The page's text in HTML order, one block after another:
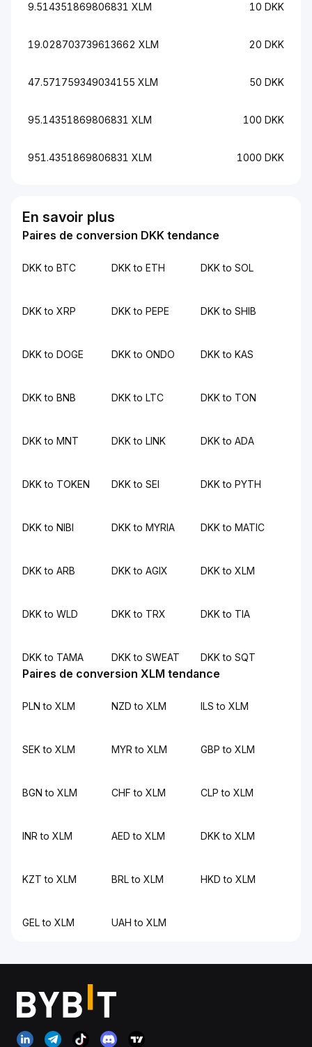
9.514351869806831 XLM 10 DKK
19.028703739613662 XLM 20 DKK
47.571759349034155 XLM 50 DKK
95.14351869806831 XLM 100 DKK
951.4351869806831 XLM 1000 DKK
En savoir plus
Paires de conversion DKK tendance
DKK to BTC DKK to ETH DKK to SOL
DKK to XRP DKK to PEPE DKK to SHIB
DKK to DOGE DKK to ONDO DKK to KAS
DKK to BNB DKK to LTC DKK to TON
DKK to MNT DKK to LINK DKK to ADA
DKK to TOKEN DKK to SEI DKK to PYTH
DKK to NIBI DKK to MYRIA DKK to MATIC
DKK to ARB DKK to AGIX DKK to XLM
DKK to WLD DKK to TRX DKK to TIA
DKK to TAMA DKK to SWEAT DKK to SQT
Paires de conversion XLM tendance
PLN to XLM NZD to XLM ILS to XLM
SEK to XLM MYR to XLM GBP to XLM
BGN to XLM CHF to XLM CLP to XLM
INR to XLM AED to XLM DKK to XLM
KZT to XLM BRL to XLM HKD to XLM
GEL to XLM UAH to XLM